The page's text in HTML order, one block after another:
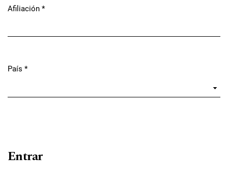
Afiliación *
País *
Entrar